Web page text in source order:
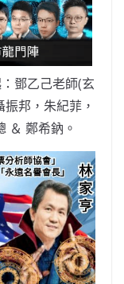
n
k
鄧乙己老師(玄
邦，朱紀菲，
＆ 鄭希鈉。